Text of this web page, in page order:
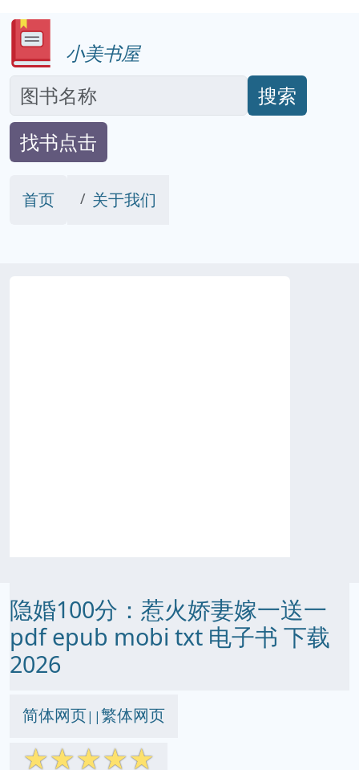
小美书屋
搜索
找书点击
首页 关于我们
隐婚100分：惹火娇妻嫁一送一
pdf epub mobi txt 电子书 下载
2026
简体网页||繁体网页
☆☆☆☆☆